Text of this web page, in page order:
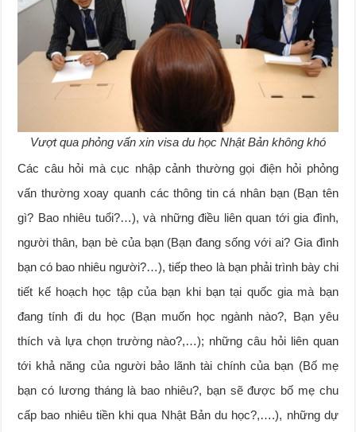
Vượt qua phỏng vấn xin visa du học Nhật Bản không khó
Các câu hỏi mà cục nhập cảnh thường gọi điện hỏi phỏng
vấn thường xoay quanh các thông tin cá nhân bạn (Bạn tên
gì? Bao nhiêu tuổi?…), và những điều liên quan tới gia đình,
người thân, bạn bè của bạn (Bạn đang sống với ai? Gia đình
bạn có bao nhiêu người?…), tiếp theo là bạn phải trình bày chi
tiết kế hoạch học tập của bạn khi bạn tại quốc gia mà bạn
đang tính đi du học (Bạn muốn học ngành nào?, Bạn yêu
thích và lựa chọn trường nào?,…); những câu hỏi liên quan
tới khả năng của người bảo lãnh tài chính của bạn (Bố mẹ
bạn có lương tháng là bao nhiêu?, bạn sẽ được bố mẹ chu
cấp bao nhiêu tiền khi qua Nhật Bản du học?,….), những dự